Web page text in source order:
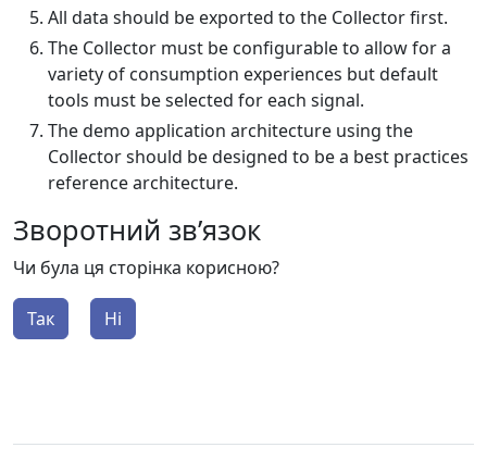
All data should be exported to the Collector first.
The Collector must be configurable to allow for a
variety of consumption experiences but default
tools must be selected for each signal.
The demo application architecture using the
Collector should be designed to be a best practices
reference architecture.
Зворотний зв’язок
Чи була ця сторінка корисною?
Так Ні